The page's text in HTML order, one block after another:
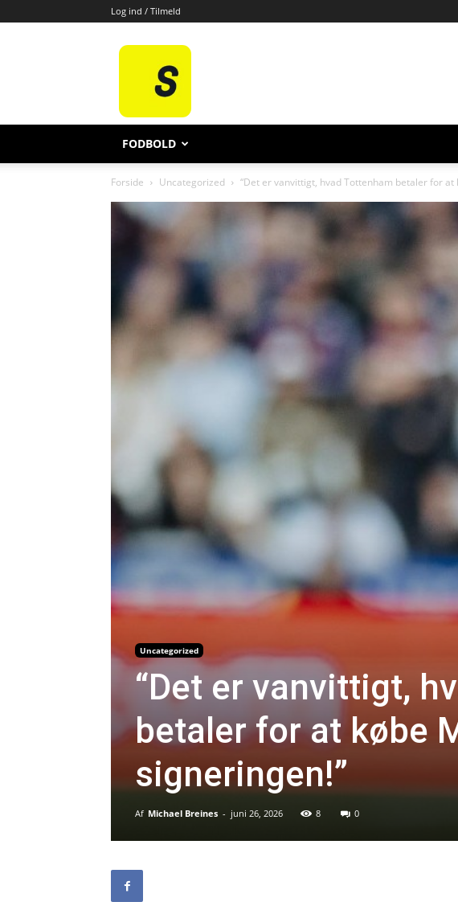
Log ind / Tilmeld
All
FODBOLD
Forside Uncategorized “Det er vanvittigt, hvad Tottenham betaler for
Uncategorized
“Det er vanvittigt,
betaler for at købe
signeringen!”
Af Michael Breines - juni 26, 2026 8 0